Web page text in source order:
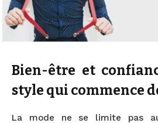
Bien-être et
style qui commence
La mode ne se limite pas